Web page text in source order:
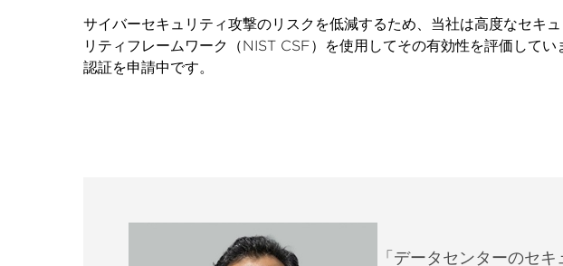
サイバーセキュリティ攻撃のリスクを低減するため、当社は高度なセキ
リティフレームワーク（NIST CSF）を使用してその有効性を評価して
認証を申請中です。
「データセンターのセ